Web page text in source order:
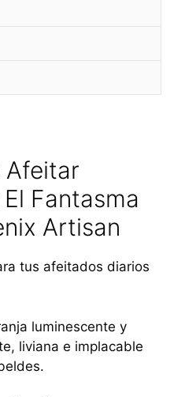
Afeitar
Fantasma
Artisan
tus afeitados diarios
luminescente y
liviana e implacable